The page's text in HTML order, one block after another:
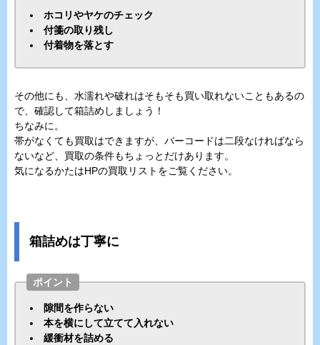
ホコリやヤケのチェック
付箋の取り残し
付着物を落とす
その他にも、水濡れや破れはそもそも買い取れないこともあるの
で、確認して箱詰めしましょう！
ちなみに。
帯がなくても買取はできますが、バーコードは二段なければなら
ないなど、買取の条件もちょっとだけあります。
気になるかたはHPの買取リストをご覧ください。
箱詰めは丁寧に
ポイント
隙間を作らない
本を横にして立てて入れない
緩衝材を詰める